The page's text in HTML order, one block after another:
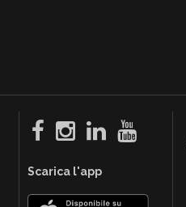
Scarica l'app